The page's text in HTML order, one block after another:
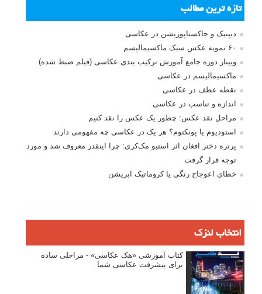
تازه ترین مطالب
دیپتیک و جاکستا‌پوزیشن در عکاسی
۶۰ نمونه عکس سبک ماکسیمالیسم
وبینار دوره جامع آموزش ترکیب بندی عکاسی (فیلم ضبط شده)
ماکسیمالیسم در عکاسی
نقطه عطف در عکاسی
اندازه و تناسب در عکاسی
مراحل نقد عکس: چطور یک عکس را نقد کنیم
استودیوم یا پونکتوم؟ هر یک در عکاسی چه مفهومی دارند
پرتره دختر افغان اثر استیو مک‌کری: چرا اینقدر معروف شد و مورد
توجه قرار گرفت
خطای اعوجاج رنگی یا کروماتیک ابریشن
انتخاب لنزک
کتاب آموزشی «هک عکاسی» - مراحلی ساده
برای پیشرفت عکاسی شما